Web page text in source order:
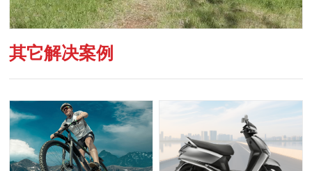
其它解决案例